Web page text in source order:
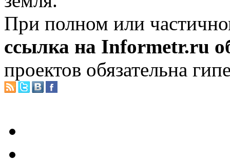
При полном или
ссылка на Informetr.ru
проектов обязательна